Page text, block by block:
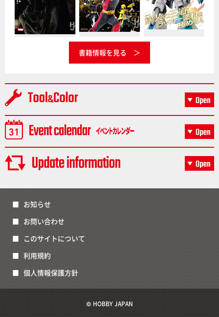
書籍情報を見る
お知らせ
お問い合わせ
このサイトについて
利用規約
個人情報保護方針
© HOBBY JAPAN